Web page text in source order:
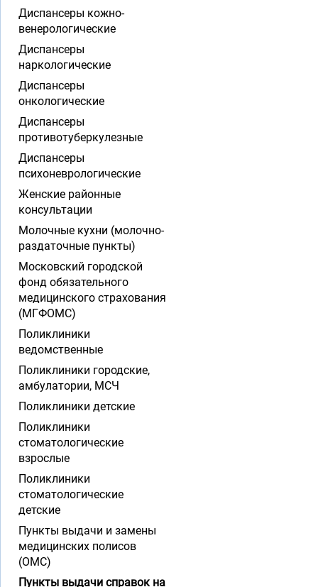
Диспансеры кожно-
венерологические
Диспансеры
наркологические
Диспансеры
онкологические
Диспансеры
противотуберкулезные
Диспансеры
психоневрологические
Женские районные
консультации
Молочные кухни (молочно-
раздаточные пункты)
Московский городской
фонд обязательного
медицинского страхования
(МГФОМС)
Поликлиники
ведомственные
Поликлиники городские,
амбулатории, МСЧ
Поликлиники детские
Поликлиники
стоматологические
взрослые
Поликлиники
стоматологические
детские
Пункты выдачи и замены
медицинских полисов
(ОМС)
Пункты выдачи справок на